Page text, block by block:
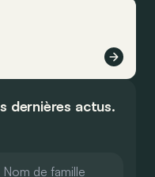
dernières actus.